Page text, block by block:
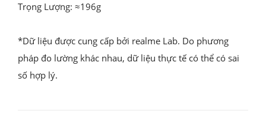
Trọng Lượng: ≈196g
*Dữ liệu được cung cấp bởi realme Lab. Do phương
pháp đo lường khác nhau, dữ liệu thực tế có thể có sai
số hợp lý.